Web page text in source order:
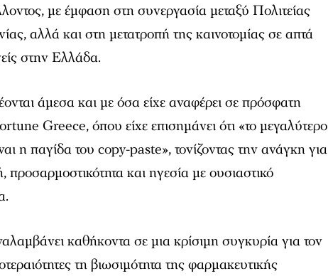
με έμφαση στη συνεργασία μεταξύ Πολιτείας
αλλά και στη μετατροπή της καινοτομίας σε απτά
στην Ελλάδα.
άμεσα και με όσα είχε αναφέρει σε πρόσφατη
Greece, όπου είχε επισημάνει ότι «το μεγαλύτερο
η παγίδα του copy-paste», τονίζοντας την ανάγκη για
προσαρμοστικότητα και ηγεσία με ουσιαστικό
καθήκοντα σε μια κρίσιμη συγκυρία για τον
τη βιωσιμότητα της φαρμακευτικής